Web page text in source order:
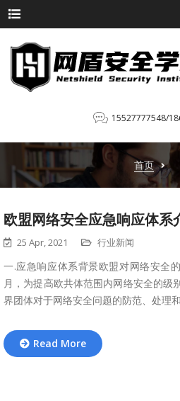
15527777548/
首页
欧盟网络安全应急响应体系
25 Apr, 2021 行业新闻
一.应急响应体系背景欧盟对网络安全
月，为提高欧共体范围内网络安全的级
界团体对于网络安全问题的防范、处理
Read More